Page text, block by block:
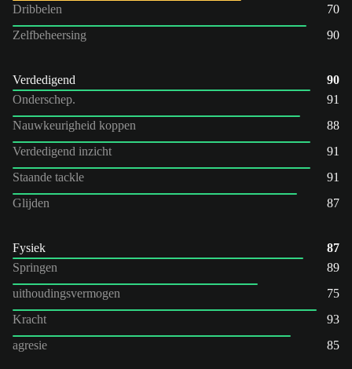
Dribbelen
70
Zelfbeheersing
90
Verdedigend
90
Onderschep.
91
Nauwkeurigheid koppen
88
Verdedigend inzicht
91
Staande tackle
91
Glijden
87
Fysiek
87
Springen
89
uithoudingsvermogen
75
Kracht
93
agresie
85